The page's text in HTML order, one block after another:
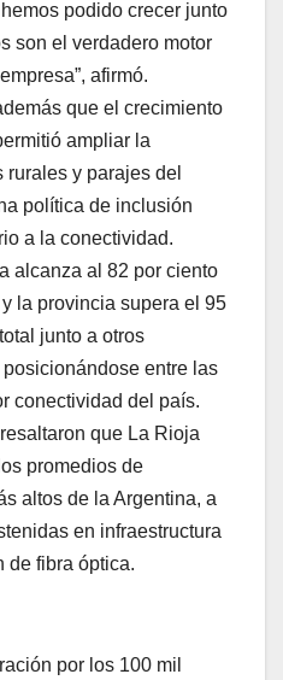
podido crecer junto
son el verdadero motor
afirmó.
que el crecimiento
ampliar la
y parajes del
política de inclusión
a la conectividad.
alcanza al 82 por ciento
la provincia supera el 95
junto a otros
entre las
conectividad del país.
que La Rioja
promedios de
altos de la Argentina, a
en infraestructura
de fibra óptica.
por los 100 mil